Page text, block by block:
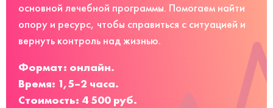
основной лечебной программы. Помогаем найти
опору и ресурс, чтобы справиться с ситуацией и
вернуть контроль над жизнью.
Формат: онлайн.
Время: 1,5–2 часа.
Стоимость: 4 500 руб.